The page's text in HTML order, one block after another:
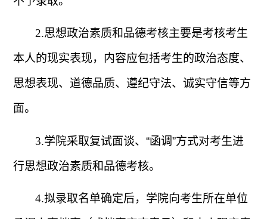
2.思想政治素质和品德考核主要是考核考生
本人的现实表现，内容应包括考生的政治态度、
思想表现、道德品质、遵纪守法、诚实守信等方
面。
3.学院采取复试面谈、 “函调”方式对考生进
行思想政治素质和品德考核。
4.拟录取名单确定后，学院向考生所在单位